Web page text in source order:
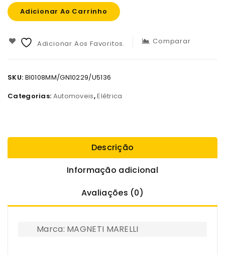
Adicionar Ao Carrinho
Adicionar Aos Favoritos. Comparar
SKU: BI0108MM/GN10229/U5136
Categorias: Automoveis,Elétrica
Descrição
Informação adicional
Avaliações (0)
Marca: MAGNETI MARELLI